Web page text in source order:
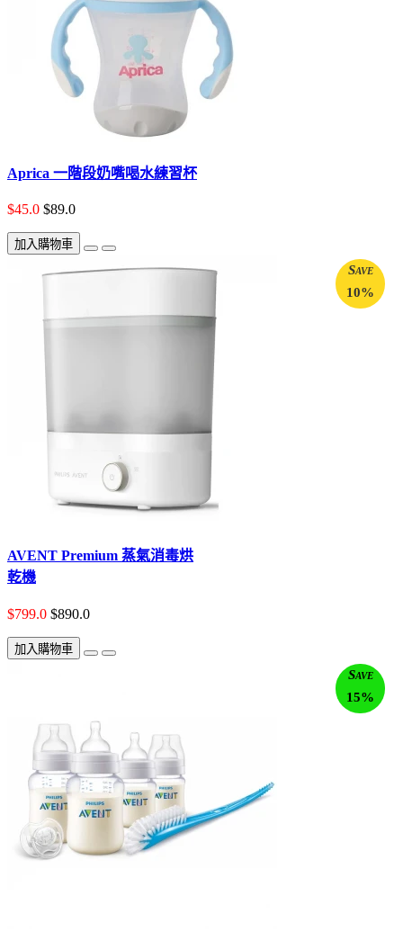
Aprica 一階段奶嘴喝水練習杯
$45.0 $89.0
加入購物車
Save
10%
AVENT Premium 蒸氣消毒烘
乾機
$799.0 $890.0
加入購物車
Save
15%